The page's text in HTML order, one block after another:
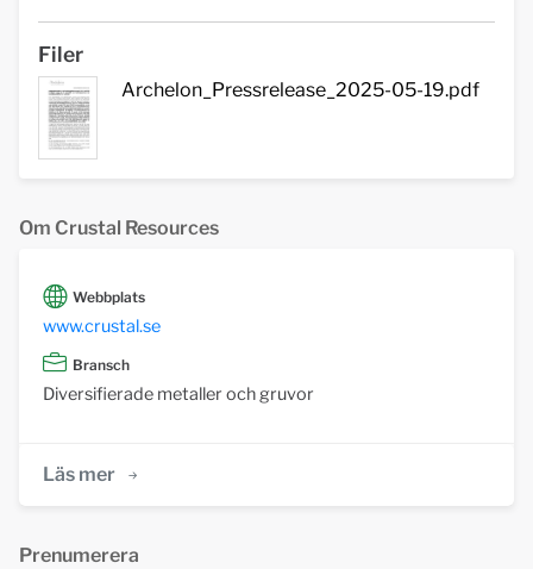
Filer
Archelon_Pressrelease_2025-05-19.pdf
Om Crustal Resources
Webbplats
www.crustal.se
Bransch
Diversifierade metaller och gruvor
Läs mer
Prenumerera